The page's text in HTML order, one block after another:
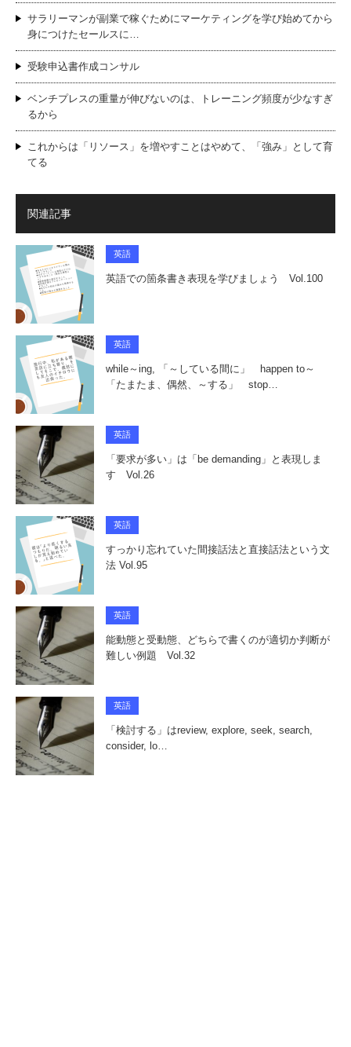
サラリーマンが副業で稼ぐためにマーケティングを学び始めてから
身につけたセールスに…
受験申込書作成コンサル
ベンチプレスの重量が伸びないのは、トレーニング頻度が少なすぎ
るから
これからは「リソース」を増やすことはやめて、「強み」として育
てる
関連記事
英語
英語での箇条書き表現を学びましょう Vol.100
英語
while～ing, 「～している間に」 happen to～
「たまたま、偶然、～する」 stop…
英語
「要求が多い」は「be demanding」と表現しま
す Vol.26
英語
すっかり忘れていた間接話法と直接話法という文
法 Vol.95
英語
能動態と受動態、どちらで書くのが適切か判断が
難しい例題 Vol.32
英語
「検討する」はreview, explore, seek, search,
consider, lo…